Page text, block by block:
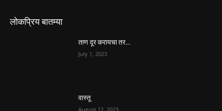
लोकप्रिय बातम्या
ताण दूर करायचा तर…
July 1, 2023
वास्तू
August 12, 2023